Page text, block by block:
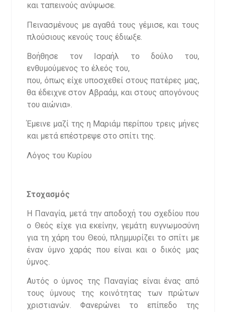
και ταπεινούς ανύψωσε.
Πεινασμένους με αγαθά τους γέμισε, και τους
πλούσιους κενούς τους έδιωξε.
Βοήθησε τον Ισραήλ το δούλο του,
ενθυμούμενος το έλεός του,
που, όπως είχε υποσχεθεί στους πατέρες μας,
θα έδειχνε στον Αβραάμ, και στους απογόνους
του αιώνια».
Έμεινε μαζί της η Μαριάμ περίπου τρεις μήνες
και μετά επέστρεψε στο σπίτι της.
Λόγος του Κυρίου
Στοχασμός
Η Παναγία, μετά την αποδοχή του σχεδίου που
ο Θεός είχε για εκείνην, γεμάτη ευγνωμοσύνη
για τη χάρη του Θεού, πλημμυρίζει το σπίτι με
έναν ύμνο χαράς που είναι και ο δικός μας
ύμνος.
Αυτός ο ύμνος της Παναγίας είναι ένας από
τους ύμνους της κοινότητας των πρώτων
χριστιανών. Φανερώνει το επίπεδο της